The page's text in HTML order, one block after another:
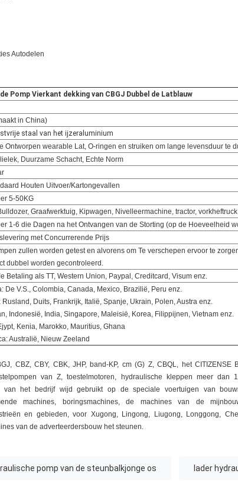
Autodelen
Pomp Vierkant dekking van CBGJ Dubbel de Latblauw
in China)
staal van het ijzeraluminium
Ontworpen wearable Lat, O-ringen en struiken om lange levensduur te
Duurzame Schacht, Echte Norm
Houten Uitvoer/Kartongevallen
5-50KG
Graafwerktuig, Kipwagen, Nivelleermachine, tractor,
1-6 die Dagen na het Ontvangen van de Storting (op de Hoeveelheid
met Concurrerende Prijs
zullen worden getest en alvorens om Te verschepen ervoor te
dubbel worden gecontroleerd.
Betaling als TT, Western Union, Paypal, Creditcard, Visum enz.
De V.S., Colombia, Canada, Mexico, Brazilië, Peru enz.
Rusland, Duits, Frankrijk, Italië, Spanje, Ukrain, Polen, Austra enz.
Indonesië, India, Singapore, Maleisië, Korea, Filippijnen, Vietnam enz.
Kenia, Marokko, Mauritius, Ghana
Australië, Nieuw Zeeland
CBZ, CBY, CBK, JHP, band-KP, cm (G) Z, CBQL, het
van Z, toestelmotoren, hydraulische kleppen meer dan
van het bedrijf wijd gebruikt op de speciale voertuigen van
machines, boringsmachines, de machines van de
en gebieden, voor Xugong, Lingong, Liugong, Longgong,
van de adverteerdersbouw het steunen.
pomp van de steunbalkjonge os lader